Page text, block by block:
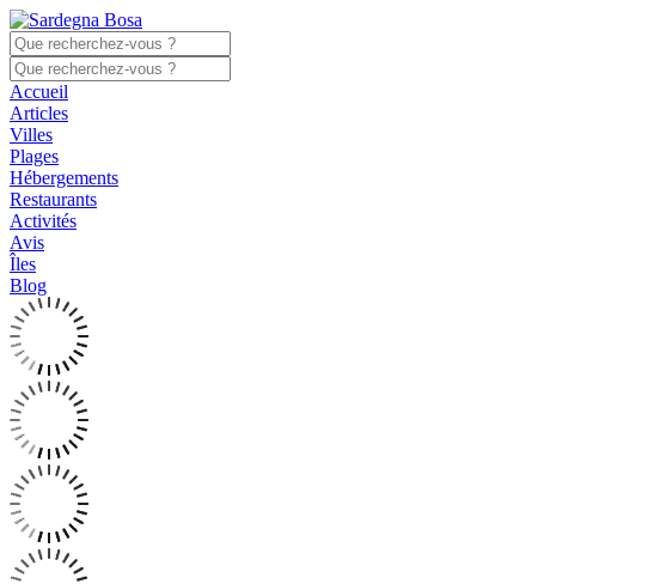
Accueil
Articles
Villes
Plages
Hébergements
Restaurants
Activités
Avis
Îles
Blog